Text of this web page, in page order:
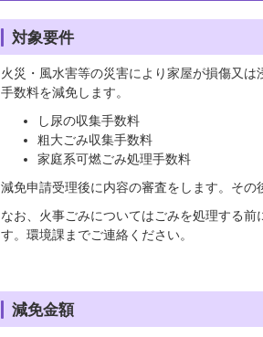
対象要件
火災・風水害等の災害により家屋が損傷又
手数料を減免します。
し尿の収集手数料
粗大ごみ収集手数料
家庭系可燃ごみ処理手数料
減免申請受理後に内容の審査をします。その
なお、火事ごみについてはごみを処理する
す。環境課までご連絡ください。
減免金額